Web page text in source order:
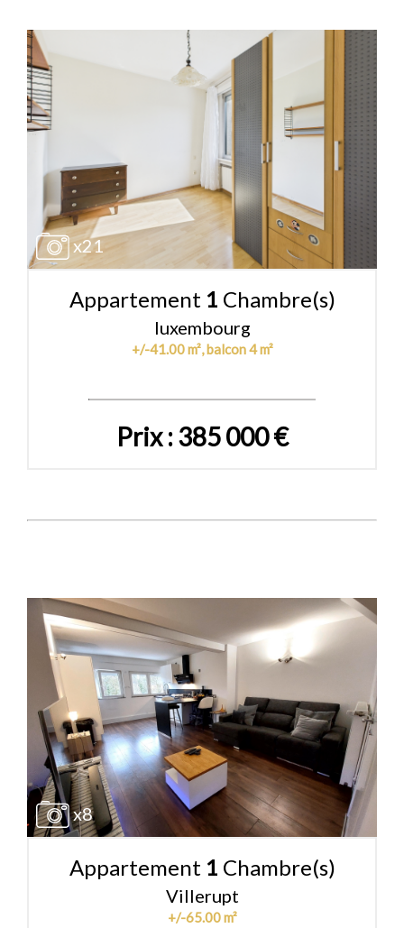
x21
Appartement 1 Chambre(s)
luxembourg
+/-41.00 m², balcon 4 m²
Prix : 385 000 €
x8
Appartement 1 Chambre(s)
Villerupt
+/-65.00 m²